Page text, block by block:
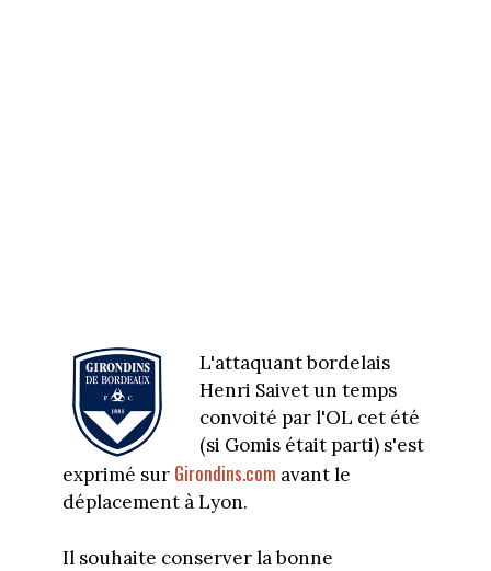
L'attaquant bordelais
Henri Saivet un temps
convoité par l'OL cet été
(si Gomis était parti) s'est
exprimé sur Girondins.com avant le
déplacement à Lyon.
Il souhaite conserver la bonne